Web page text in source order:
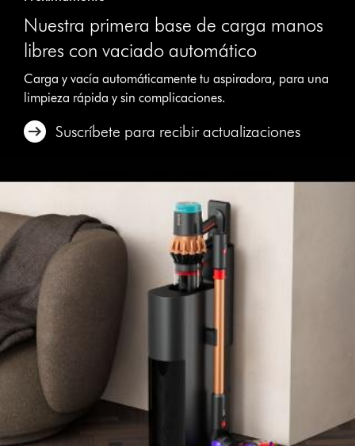
Nuestra primera base de carga manos
libres con vaciado automático
Carga y vacía automáticamente tu aspiradora, para una
limpieza rápida y sin complicaciones.
Suscríbete para recibir actualizaciones